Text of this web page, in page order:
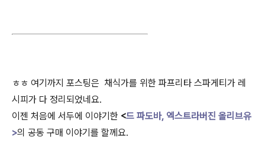
ㅎㅎ 여기까지 포스팅은 채식가를 위한 파프리타 스파게티가 레
시피가 다 정리되었네요.
이젠 처음에 서두에 이야기한 <드 파도바, 엑스트라버진 올리브유
>의 공동 구매 이야기를 할께요.